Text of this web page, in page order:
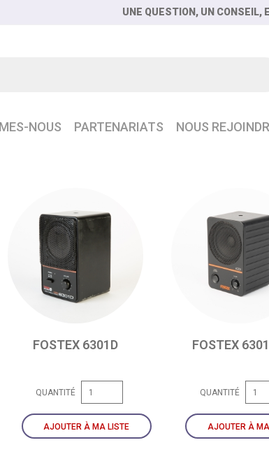
UNE QUESTION, UN CONSEIL,
NOUS PARTENARIATS NOUS
FOSTEX 6301D
QUANTITÉ
AJOUTER À MA LISTE
FOSTEX
QUANTITÉ
AJOUTER À